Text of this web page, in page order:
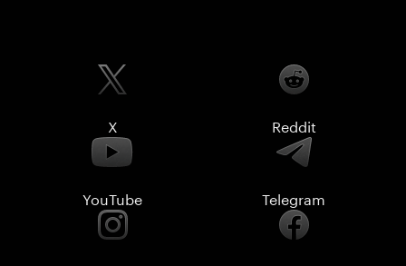
X Reddit
YouTube Telegram